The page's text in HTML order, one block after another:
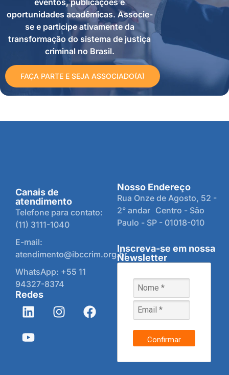
eventos, publicações e
oportunidades acadêmicas. Associe-
se e participe ativamente da
transformação do sistema de justiça
criminal no Brasil.
FAÇA PARTE E SEJA ASSOCIADO(A)
Canais de
atendimento
Telefone para contato:
(11) 3111-1040
E-mail:
atendimento@ibccrim.org.br
WhatsApp: +55 11
94327-8374
Redes
Nosso Endereço
Rua Onze de Agosto, 52 -
2° andar Centro - São
Paulo - SP - 01018-010
Inscreva-se em nossa
Newsletter
Confirmar